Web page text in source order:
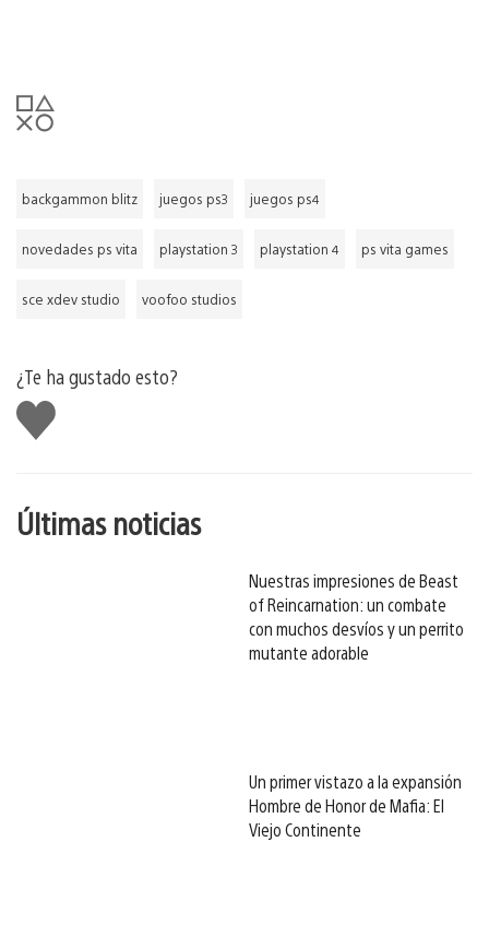
backgammon blitz juegos ps3 juegos ps4
novedades ps vita playstation 3 playstation 4 ps vita games
sce xdev studio voofoo studios
¿Te ha gustado esto?
Me
gusta
Últimas noticias
Nuestras impresiones de Beast
of Reincarnation: un combate
con muchos desvíos y un perrito
mutante adorable
Un primer vistazo a la expansión
Hombre de Honor de Mafia: El
Viejo Continente